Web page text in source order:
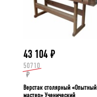
43 104 ₽
50710
₽
Верстак столярный «Опытный
мастер» Ученический